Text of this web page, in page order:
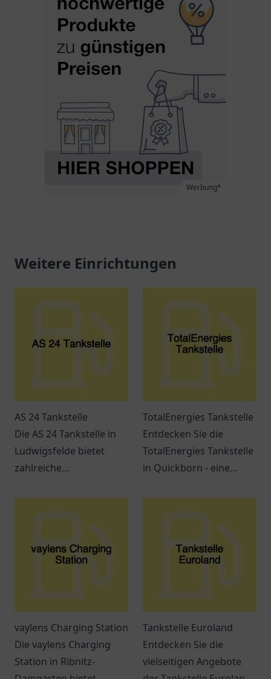
Werbung*
Weitere Einrichtungen
AS 24 Tankstelle
Die AS 24 Tankstelle in
Ludwigsfelde bietet
zahlreiche
leicht erreichbar. Perfekt
TotalEnergies Tankstelle
Entdecken Sie die
TotalEnergies Tankstelle
in Quickborn - eine
Reisende und
und Erreichbarkeit.
vaylens Charging Station
Die vaylens Charging
Station in Ribnitz-
Tankstelle Euroland
Entdecken Sie die
vielseitigen Angebote